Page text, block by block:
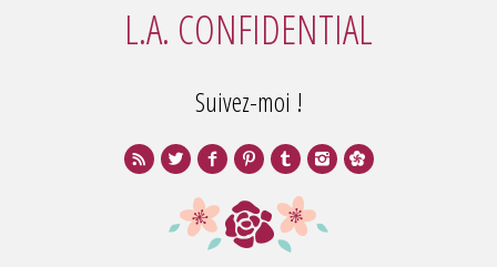
L.A. CONFIDENTIAL
Suivez-moi !